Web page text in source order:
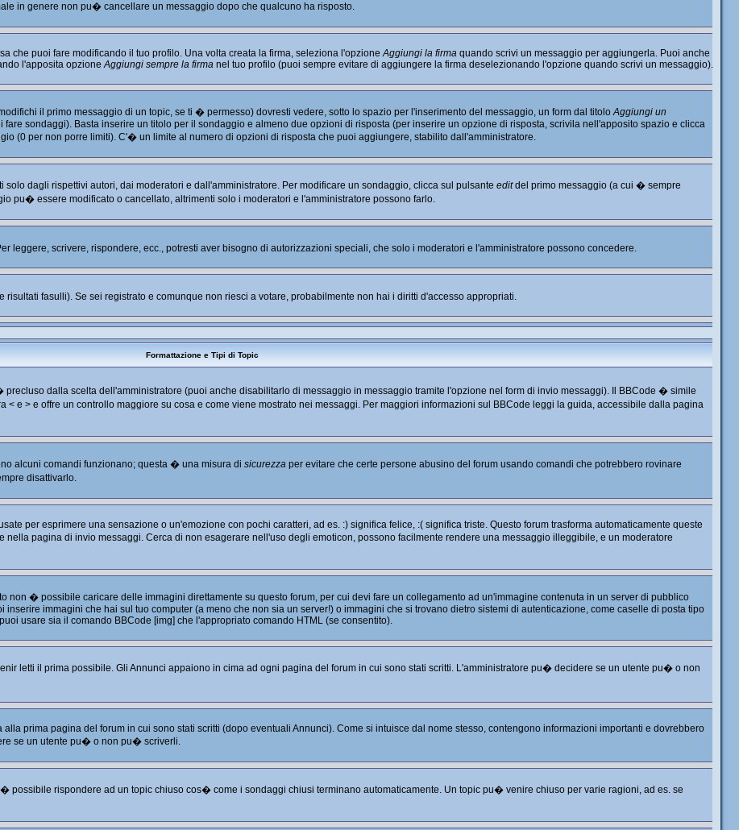
in genere non pu� cancellare un messaggio dopo che qualcuno ha risposto.
che puoi fare modificando il tuo profilo. Una volta creata la firma, seleziona l'opzioneAggiungi la firmaquando scrivi un messaggio per aggiungerla. Puoi anche
l'apposita opzioneAggiungi sempre la firmanel tuo profilo (puoi sempre evitare di aggiungere la firma deselezionando l'opzione quando scrivi un messaggio).
il primo messaggio di un topic, se ti � permesso) dovresti vedere, sotto lo spazio per l'inserimento del messaggio, un form dal titoloAggiungi un
sondaggi). Basta inserire un titolo per il sondaggio e almeno due opzioni di risposta (per inserire un opzione di risposta, scrivila nell'apposito spazio e clicca
(0 per non porre limiti). C'� un limite al numero di opzioni di risposta che puoi aggiungere, stabilito dall'amministratore.
dagli rispettivi autori, dai moderatori e dall'amministratore. Per modificare un sondaggio, clicca sul pulsante editdel primo messaggio (a cui � sempre
pu� essere modificato o cancellato, altrimenti solo i moderatori e l'amministratore possono farlo.
leggere, scrivere, rispondere, ecc., potresti aver bisogno di autorizzazioni speciali, che solo i moderatori e l'amministratore possono concedere.
fasulli). Se sei registrato e comunque non riesci a votare, probabilmente non hai i diritti d'accesso appropriati.
Formattazione e Tipi di Topic
dalla scelta dell'amministratore (puoi anche disabilitarlo di messaggio in messaggio tramite l'opzione nel form di invio messaggi). Il BBCode � simile
e > e offre un controllo maggiore su cosa e come viene mostrato nei messaggi. Per maggiori informazioni sul BBCode leggi la guida, accessibile dalla pagina
alcuni comandi funzionano; questa � una misura di sicurezzaper evitare che certe persone abusino del forum usando comandi che potrebbero rovinare
disattivarlo.
per esprimere una sensazione o un'emozione con pochi caratteri, ad es. :) significa felice, :( significa triste. Questo forum trasforma automaticamente queste
pagina di invio messaggi. Cerca di non esagerare nell'uso degli emoticon, possono facilmente rendere una messaggio illeggibile, e un moderatore
non � possibile caricare delle immagini direttamente su questo forum, per cui devi fare un collegamento ad un'immagine contenuta in un server di pubblico
immagini che hai sul tuo computer (a meno che non sia un server!) o immagini che si trovano dietro sistemi di autenticazione, come caselle di posta tipo
usare sia il comando BBCode [img] che l'appropriato comando HTML (se consentito).
letti il prima possibile. Gli Annunci appaiono in cima ad ogni pagina del forum in cui sono stati scritti. L'amministratore pu� decidere se un utente pu� o non
alla prima pagina del forum in cui sono stati scritti (dopo eventuali Annunci). Come si intuisce dal nome stesso, contengono informazioni importanti e dovrebbero
se un utente pu� o non pu� scriverli.
possibile rispondere ad un topic chiuso cos� come i sondaggi chiusi terminano automaticamente. Un topic pu� venire chiuso per varie ragioni, ad es. se